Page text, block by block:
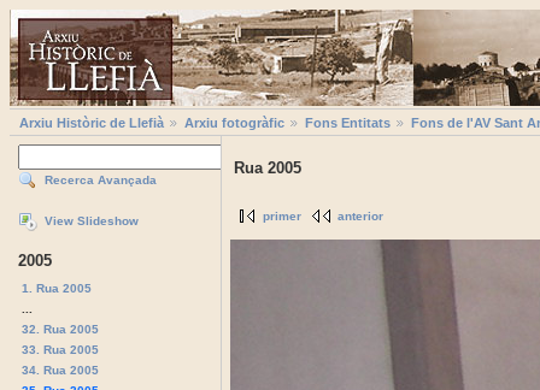
Arxiu Històric de Llefià Arxiu fotogràfic Fons Entitats Fons de l'AV Sant
Recerca Avançada
View Slideshow
2005
1. Rua 2005
32. Rua 2005
33. Rua 2005
34. Rua 2005
Rua 2005
primer anterior